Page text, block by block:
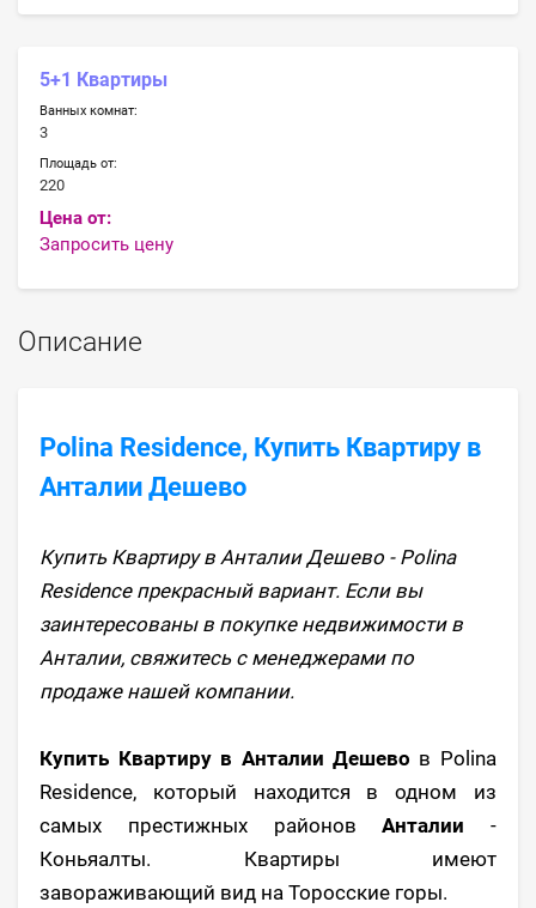
5+1 Квартиры
Ванных комнат:
3
Площадь от:
220
Цена от:
Запросить цену
Описание
Polina Residence, Купить Квартиру в
Анталии Дешево
Купить Квартиру в Анталии Дешево - Polina
Residence прекрасный вариант. Если вы
заинтересованы в покупке недвижимости в
Анталии, свяжитесь с менеджерами по
продаже нашей компании.
Купить Квартиру в Анталии Дешево в Polina
Residence, который находится в одном из
самых престижных районовАнталии -
Коньяалты. Квартиры имеют
завораживающий вид на Торосские горы.